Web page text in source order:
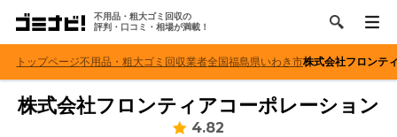
不用品・粗大ゴミ回収の
評判・口コミ・相場が満載！
トップページ不用品・粗大ゴミ回収業者全国福島県いわき市株式会社フロンテ
株式会社フロンティアコーポレーション
4.82